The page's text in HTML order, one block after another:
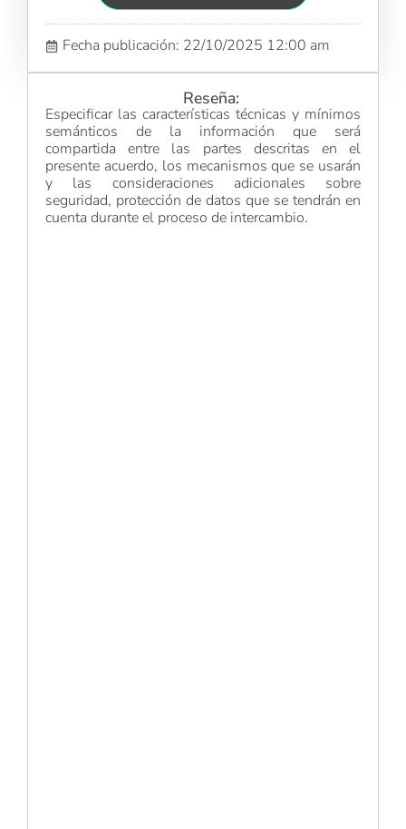
Fecha publicación: 22/10/2025 12:00 am
Reseña:
Especificar las características técnicas y mínimos
semánticos de la información que será
compartida entre las partes descritas en el
presente acuerdo, los mecanismos que se usarán
y las consideraciones adicionales sobre
seguridad, protección de datos que se tendrán en
cuenta durante el proceso de intercambio.